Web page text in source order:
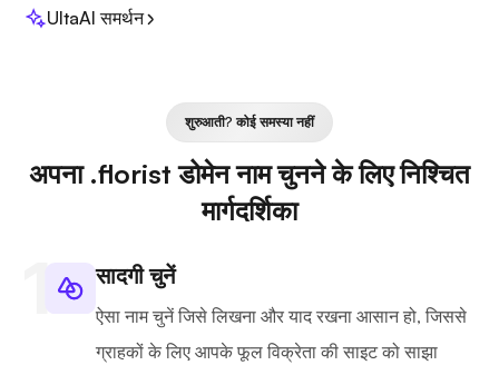
UltaAI समर्थन
शुरुआती? कोई समस्या नहीं
अपना .florist डोमेन नाम चुनने के लिए निश्चित
मार्गदर्शिका
सादगी चुनें
ऐसा नाम चुनें जिसे लिखना और याद रखना आसान हो, जिससे
ग्राहकों के लिए आपके फूल विक्रेता की साइट को साझा